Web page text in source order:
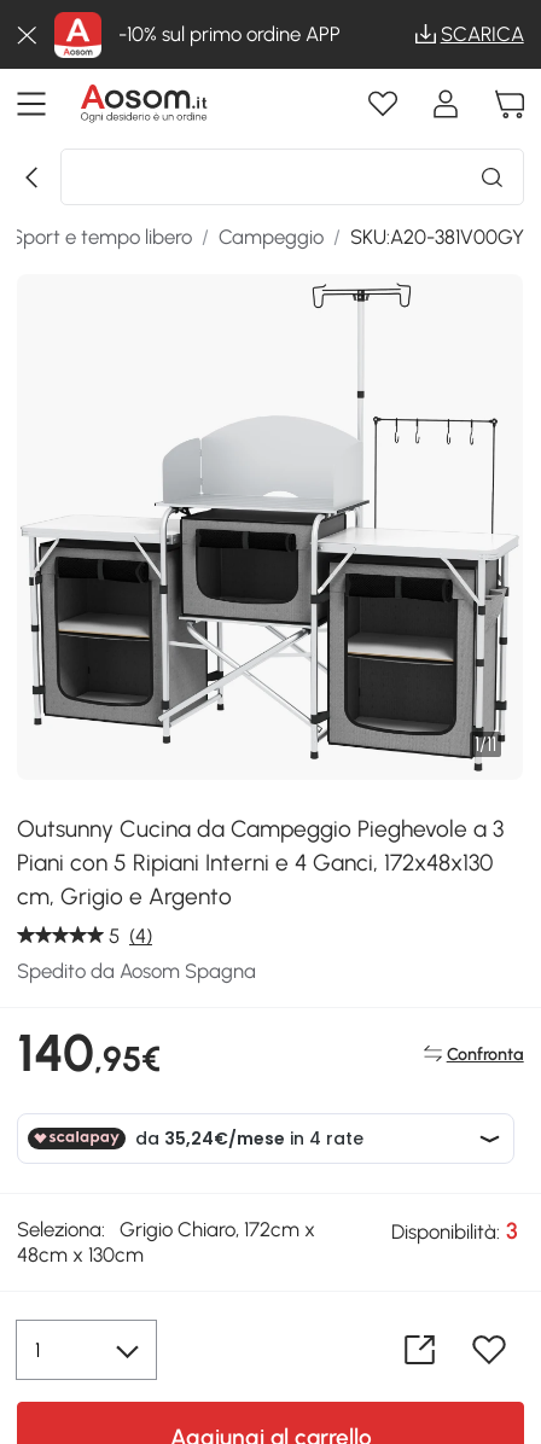
-10% sul primo ordine APP SCARICA
Sport e tempo libero / Campeggio / SKU:A20-381V00GY
1/11
Outsunny Cucina da Campeggio Pieghevole a 3
Piani con 5 Ripiani Interni e 4 Ganci, 172x48x130
cm, Grigio e Argento
5 (4)
Spedito da Aosom Spagna
140,95€ Confronta
Seleziona:
Grigio Chiaro, 172cm x
48cm x 130cm
Disponibilità: 3
Aggiungi al carrello